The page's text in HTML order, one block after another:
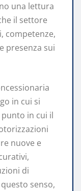
una lettura
il settore
competenze,
presenza sui
in cui si
in cui il
nuove e
di
senso,